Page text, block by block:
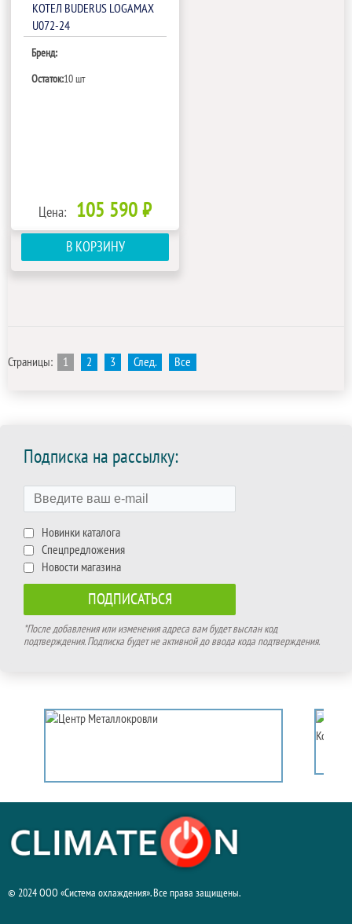
КОТЕЛ BUDERUS LOGAMAX
U072-24
Бренд:
Остаток:10 шт
Цена: 105 590 ₽
В КОРЗИНУ
Страницы: 1 2 3 След. Все
Подписка на рассылку:
Новинки каталога
Спецпредложения
Новости магазина
*После добавления или изменения адреса вам будет выслан код
подтверждения. Подписка будет не активной до ввода кода подтверждения.
© 2024 ООО «Система охлаждения». Все права защищены.